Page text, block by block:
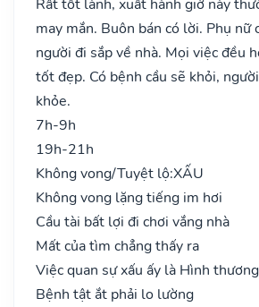
Rất tốt lành, xuất hành giờ này
may mắn. Buôn bán có lời. Phụ nữ
người đi sắp về nhà. Mọi việc đều
tốt đẹp. Có bệnh cầu sẽ khỏi,
khỏe.
7h-9h
19h-21h
Không vong/Tuyệt lộ:XẤU
Không vong lặng tiếng im hơi
Cầu tài bất lợi đi chơi vắng nhà
Mất của tìm chẳng thấy ra
Việc quan sự xấu ấy là Hình thương
Bệnh tật ắt phải lo lường